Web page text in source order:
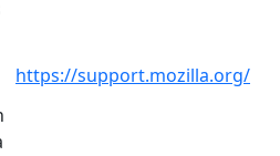
https://support.mozilla.org/